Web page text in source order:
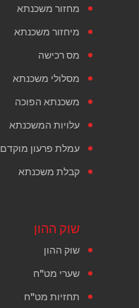
מחזור משכנתא
מיחזור משכנתא
מס רכישה
מסלולי משכנתא
משכנתא הפוכה
עלויות המשכנתא
עמלת פרעון מוקדם
קבלת משכנתא
שוק ההון
שוק ההון
שערי מט"ח
תחזיות מט"ח